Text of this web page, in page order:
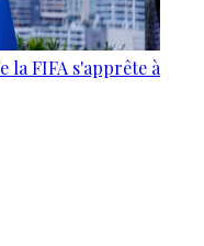
la FIFA s'apprête à